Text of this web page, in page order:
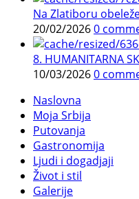
Na Zlatiboru
20/02/20260
8. HUMANITARNA
10/03/20260
Naslovna
Moja Srbija
Putovanja
Gastronomija
Ljudi i dogadjaji
Život i stil
Galerije